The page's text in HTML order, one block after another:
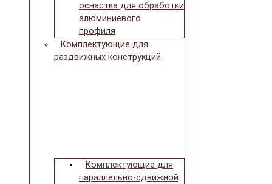
оснастка для обработки
алюминиевого
профиля
Комплектующие для
раздвижных конструкций
Комплектующие для
параллельно-сдвижной